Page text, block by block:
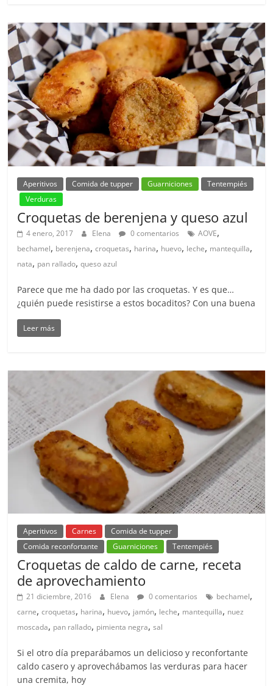
Aperitivos Comida de tupper Guarniciones
Tentempiés
Verduras
Croquetas de berenjena y queso azul
4 enero, 2017 Elena 0 comentarios AOVE,
bechamel, berenjena,croquetas, harina, huevo, leche, mantequilla,
nata, pan rallado,queso azul
Parece que me ha dado por las croquetas. Y es que…
¿quién puede resistirse a estos bocaditos? Con una buena
Leer más
Aperitivos Carnes
Comida de tupper
Comida reconfortante
Guarniciones Tentempiés
Croquetas de caldo de carne, receta
de aprovechamiento
21 diciembre, 2016 Elena 0 comentarios bechamel,
carne,croquetas, harina, huevo, jamón, leche, mantequilla, nuez
moscada, pan rallado, pimienta negra,sal
Si el otro día preparábamos un delicioso y reconfortante
caldo casero y aprovechábamos las verduras para hacer
una cremita, hoy